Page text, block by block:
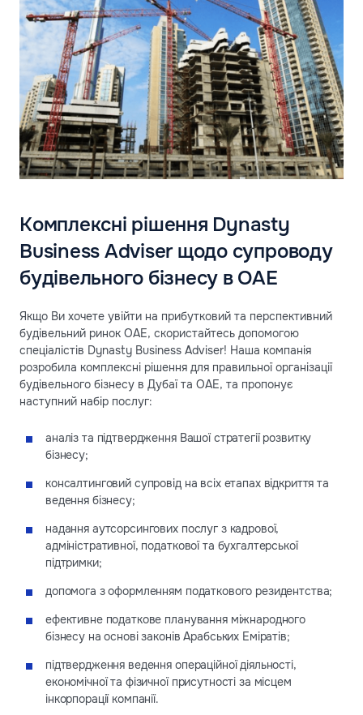
Комплексні рішення Dynasty
Business Adviser щодо супроводу
будівельного бізнесу в ОАЕ
Якщо Ви хочете увійти на прибутковий та перспективний
будівельний ринок ОАЕ, скористайтесь допомогою
спеціалістів Dynasty Business Adviser! Наша компанія
розробила комплексні рішення для правильної організації
будівельного бізнесу в Дубаї та ОАЕ, та пропонує
наступний набір послуг:
аналіз та підтвердження Вашої стратегії розвитку
бізнесу;
консалтинговий супровід на всіх етапах відкриття та
ведення бізнесу;
надання аутсорсингових послуг з кадрової,
адміністративної, податкової та бухгалтерської
підтримки;
допомога з оформленням податкового резидентства;
ефективне податкове планування міжнародного
бізнесу на основі законів Арабських Еміратів;
підтвердження ведення операційної діяльності,
економічної та фізичної присутності за місцем
інкорпорації компанії.